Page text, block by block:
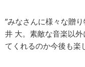
”みなさんに様々な贈
井 大。素敵な音楽以
てくれるのか今後も楽